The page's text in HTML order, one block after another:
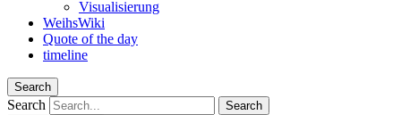
Visualisierung
WeihsWiki
Quote of the day
timeline
Search
Search